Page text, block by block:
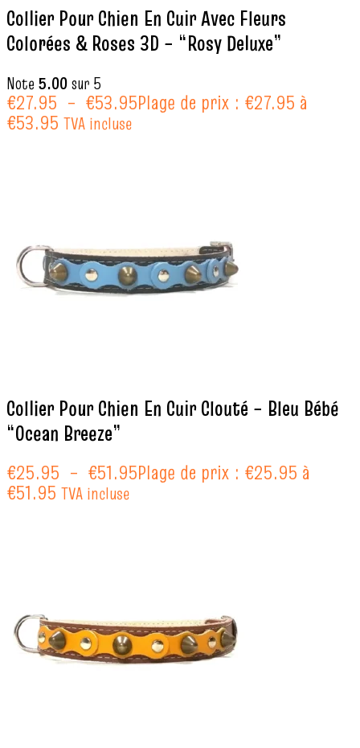
Collier Pour Chien En Cuir Avec Fleurs
Colorées & Roses 3D – “Rosy Deluxe”
Note 5.00sur 5
€27.95 – €53.95Plage de prix : €27.95 à
€53.95 TVA incluse
Collier Pour Chien En Cuir Clouté – Bleu Bébé
“Ocean Breeze”
€25.95 – €51.95Plage de prix : €25.95 à
€51.95 TVA incluse